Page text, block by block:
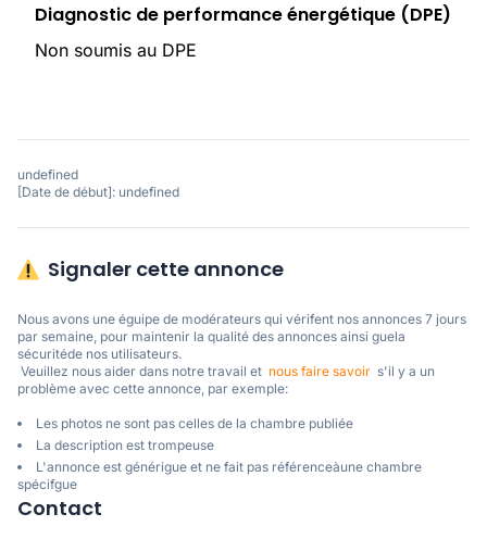
Diagnostic de performance énergétique (DPE)
Non soumis au DPE
undefined
[Date de début]: undefined
Signaler cette annonce
Nous avons une éguipe de modérateurs qui vérifent nos annonces 7 jours
par semaine, pour maintenir la qualité des annonces ainsi guela
sécuritéde nos utilisateurs.
Veuillez nous aider dans notre travail et nous faire savoir
  s'il y a un
problème avec cette annonce, par exemple:
Les photos ne sont pas celles de la chambre publiée
La description est trompeuse
L'annonce est générigue et ne fait pas référenceàune chambre
spécifgue
Contact